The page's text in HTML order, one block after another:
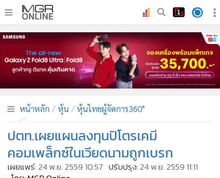
• หน้าหลัก
ทันเหตุการณ์
ภาคใต้
• ภูมิภาค
• บันเทิง
• คอลัมนิสต์
• ละคร
CbizReview
หน้าหลัก หุ้น หุ้นไทยผู้จัดการ360°
ปตท.เผยแผนลงทุนปิโตรเคมี
คอมเพล็กซ์ในเวียดนามถูกเบรก
เผยแพร่: 24 พ.ย. 2559 10:57 ปรับปรุง: 24 พ.ย. 2559 11:11